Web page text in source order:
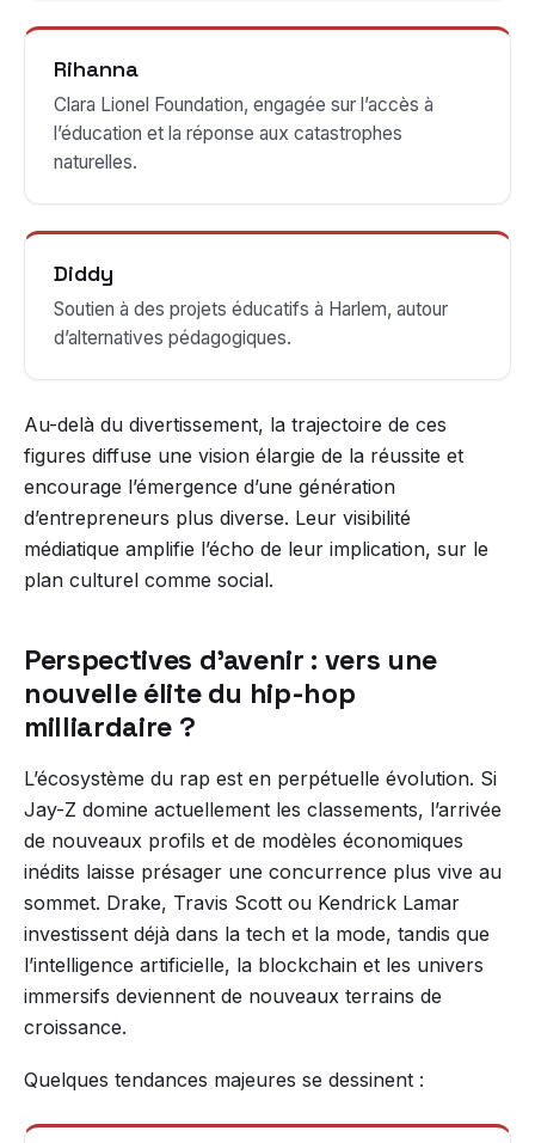
Rihanna
Clara Lionel Foundation, engagée sur l’accès à
l’éducation et la réponse aux catastrophes
naturelles.
Diddy
Soutien à des projets éducatifs à Harlem, autour
d’alternatives pédagogiques.
Au-delà du divertissement, la trajectoire de ces
figures diffuse une vision élargie de la réussite et
encourage l’émergence d’une génération
d’entrepreneurs plus diverse. Leur visibilité
médiatique amplifie l’écho de leur implication, sur le
plan culturel comme social.
Perspectives d’avenir : vers une
nouvelle élite du hip-hop
milliardaire ?
L’écosystème du rap est en perpétuelle évolution. Si
Jay-Z domine actuellement les classements, l’arrivée
de nouveaux profils et de modèles économiques
inédits laisse présager une concurrence plus vive au
sommet. Drake, Travis Scott ou Kendrick Lamar
investissent déjà dans la tech et la mode, tandis que
l’intelligence artificielle, la blockchain et les univers
immersifs deviennent de nouveaux terrains de
croissance.
Quelques tendances majeures se dessinent :